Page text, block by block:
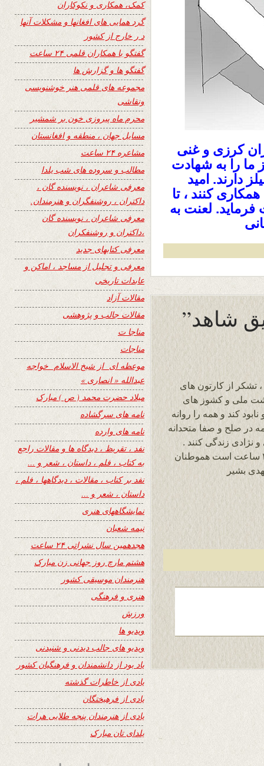
کرزی و غنی
ما را به شهادت
دارند. امید
کنند ، تا
لعنت به
شاهد”
تشکر از کارتون های
ملی و کشوز های
کند و همه را روانه
در صلح و صفا متحدانه
نژادی زندگی کنند .
تاکنون 655 کارتون از آقای شاهد در سایت ۲۴ ساعت است هموطنان
بشیر
کمک، همکاری و نکوکاران
گرد همایی های افغانها و مشکلات آنها
د ر خارج از کشور
گفتگو با همکاران قلمی ۲۴ ساعت
گفتگو ها و گزارش ها
مجموعه های قلمی هنر خوشنویسی
ونقاشی
محرم ماه پیروزی خون بر شمشیر
مسایل جهان ، منطقه و افغانستان
مشاعره ۲۴ ساعت
مطالب و سروده های شب یلدا
معرفی شاعران ، نویسنده گان ،
داکتران ، روشنفگران و هنرمندان.
معرفی شاعران ، نویسنده گان
،داکتران و روشنفکران
معرفی کتابهای جدید
معرفی و تجلیل از مساجد ، اماکن و
عابدات تاریخی
مقالات آزاد
مقالات جالب و پژوهشی
مناجا ت
مناجات
موعظه ای از شیخ الاسلام خواجه
عبدالله « انصاری »
میلاد حضرت محمد ( ص ) مبارک
نامه های سرگشاده
نامه های وارده
نفد ، تقریظ ، دیدگاه ها و مقالات راجع
به کتاب ، فلم ، داستان ، شعر و …
نفد بر کتاب ، مقالات ، دیدگاهها ، فلم ،
داستان ، شعر و …
نمایشگاههای هنری
نیمه شعبان
هجدهمین سال نشراتی ۲۴ ساعت
هشتم مارچ روز جهانی زن مبارک
هنرمندان موسیقی کشور
هنری و فرهنگی
ورزش
ویدیو ها
ویدیو های جالب دیدنی و شنیدنی
یاد بود از دانشمندان و فرهنگیان کشور
یادی از خاطرات گذشته
یادی از فرهیختگان
یادی از هنرمندان پنجه طلایی هرات
یلدای تان مبارک